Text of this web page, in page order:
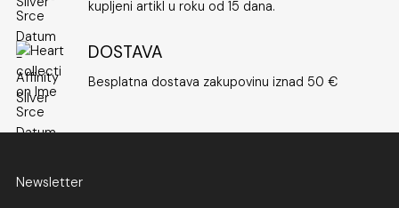
kupljeni artikl u roku od 15 dana.
DOSTAVA
Besplatna dostava zakupovinu iznad 50 €
Newsletter